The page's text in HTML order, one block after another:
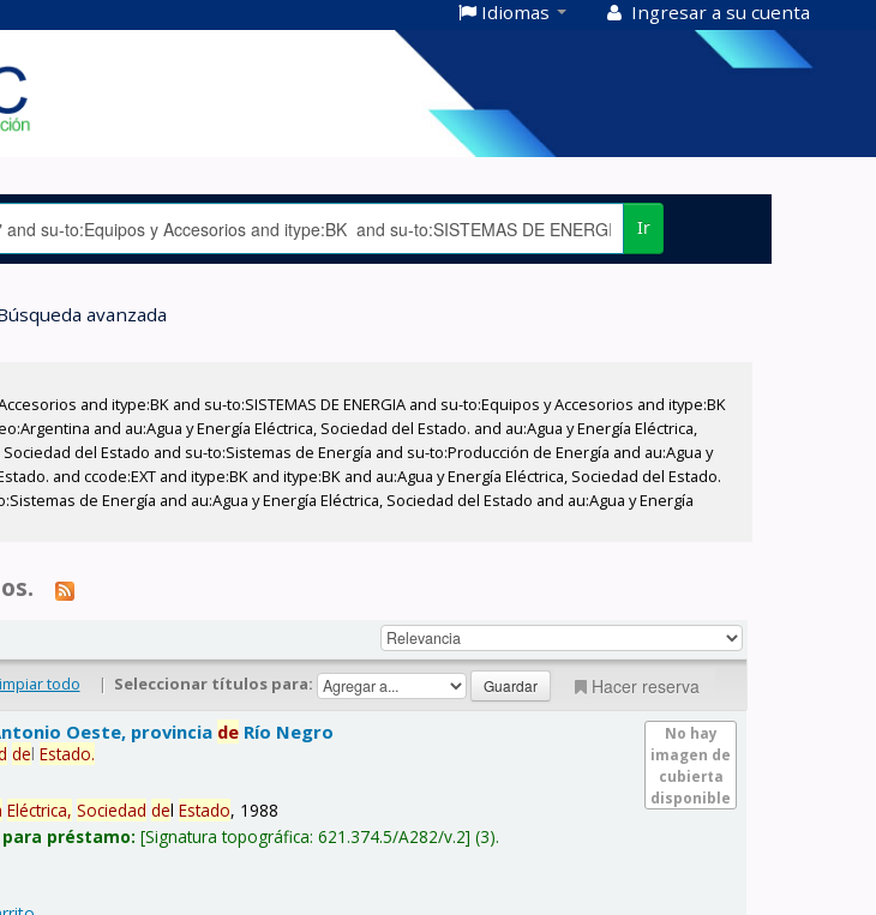
Idiomas Ingresar a su cuenta
Ir
avanzada
and itype:BK and su-to:SISTEMAS DE ENERGIA and su-to:Equipos y Accesorios and itype:BK
and au:Agua y Energía Eléctrica, Sociedad del Estado. and au:Agua y Energía Eléctrica,
del Estado and su-to:Sistemas de Energía and su-to:Producción de Energía and au:Agua y
and ccode:EXT and itype:BK and itype:BK and au:Agua y Energía Eléctrica, Sociedad del Estado.
de Energía and au:Agua y Energía Eléctrica, Sociedad del Estado and au:Agua y Energía
todo | Seleccionar títulos para: Hacer reserva
No hay
imagen de
cubierta
disponible
Oeste, provincia de Río Negro
delEstado.
Eléctrica, Sociedad delEstado, 1988
para préstamo: Signatura topográfica:621.374.5/A282/v.2 (3).